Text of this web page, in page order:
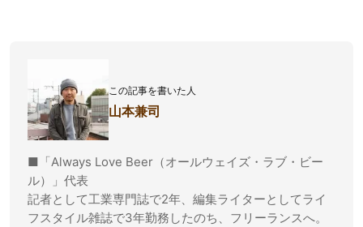
この記事を書いた人
山本兼司
■「Always Love Beer（オールウェイズ・ラブ・ビー
ル）」代表
記者として工業専門誌で2年、編集ライターとしてライ
フスタイル雑誌で3年勤務したのち、フリーランスへ。